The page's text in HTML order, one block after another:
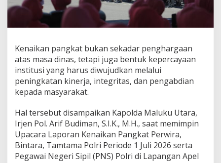
a
a
P
a
n
g
k
,
a
p
o
Kenaikan pangkat bukan sekadar penghargaan
atas masa dinas, tetapi juga bentuk kepercayaan
institusi yang harus diwujudkan melalui
peningkatan kinerja, integritas, dan pengabdian
kepada masyarakat.
Hal tersebut disampaikan Kapolda Maluku Utara,
Irjen Pol. Arif Budiman, S.I.K., M.H., saat memimpin
Upacara Laporan Kenaikan Pangkat Perwira,
Bintara, Tamtama Polri Periode 1 Juli 2026 serta
Pegawai Negeri Sipil (PNS) Polri di Lapangan Apel